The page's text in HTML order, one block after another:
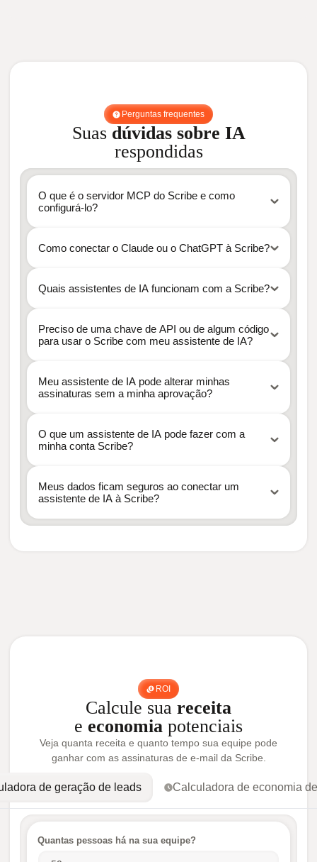
Perguntas frequentes
Suas dúvidas sobre IA
respondidas
O que é o servidor MCP do Scribe e como
configurá-lo?
Como conectar o Claude ou o ChatGPT à Scribe?
https://mcp.scribe-mail.com/mcp
Quais assistentes de IA funcionam com a Scribe?
Preciso de uma chave de API ou de algum código
para usar o Scribe com meu assistente de IA?
Meu assistente de IA pode alterar minhas
assinaturas sem a minha aprovação?
O que um assistente de IA pode fazer com a
minha conta Scribe?
Meus dados ficam seguros ao conectar um
assistente de IA à Scribe?
ROI
Calcule sua receita
e economia potenciais
Veja quanta receita e quanto tempo sua equipe pode
ganhar com as assinaturas de e-mail da Scribe.
de geração de leads Calculadora de economia
Quantas pessoas há na sua equipe?